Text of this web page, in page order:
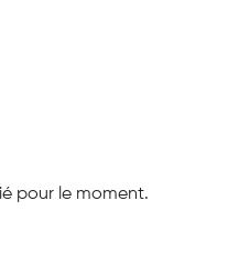
pour le moment.